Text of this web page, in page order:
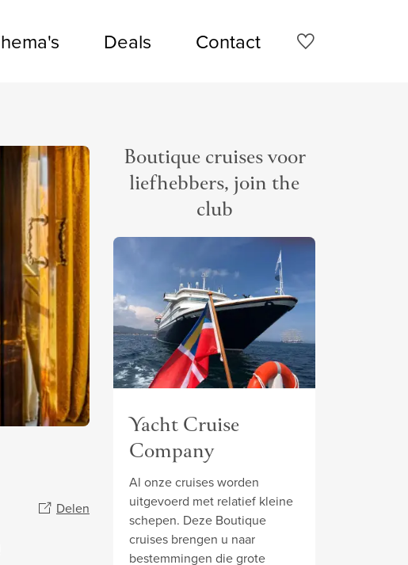
Deals Contact
Delen
Boutique cruises voor
liefhebbers, join the
club
Yacht Cruise
Company
Al onze cruises worden
uitgevoerd met relatief kleine
schepen. Deze Boutique
cruises brengen u naar
bestemmingen die grote